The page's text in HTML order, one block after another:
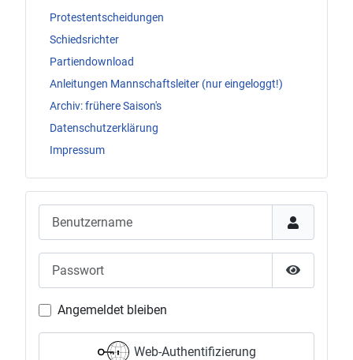
Protestentscheidungen
Schiedsrichter
Partiendownload
Anleitungen Mannschaftsleiter (nur eingeloggt!)
Archiv: frühere Saison's
Datenschutzerklärung
Impressum
Passwort
Angemeldet bleiben
Web-Authentifizierung